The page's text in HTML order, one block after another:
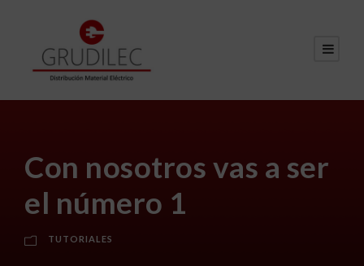
Con nosotros vas a ser
el número 1
TUTORIALES